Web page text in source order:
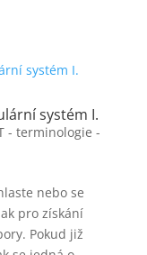
systém I.
- terminologie -
nebo se
pro získání
Pokud již